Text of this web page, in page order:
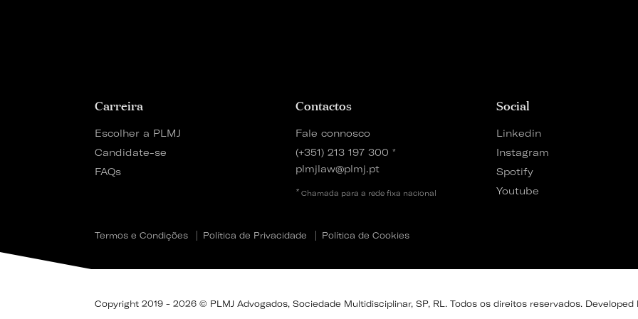
Carreira
Escolher a PLMJ
Candidate-se
FAQs
Contactos
Fale connosco
(+351) 213 197 300 *
plmjlaw@plmj.pt
* Chamada para a rede fixa nacional
Social
Linkedin
Instagram
Spotify
Youtube
Termos e Condições Política de Privacidade Política de Cookies
Copyright 2019 - 2026 © PLMJ Advogados, Sociedade Multidisciplinar, SP, RL. Todos os direitos reservados. Developed